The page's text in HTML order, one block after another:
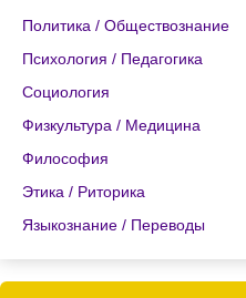
Политика / Обществознание
Психология / Педагогика
Социология
Физкультура / Медицина
Философия
Этика / Риторика
Языкознание / Переводы